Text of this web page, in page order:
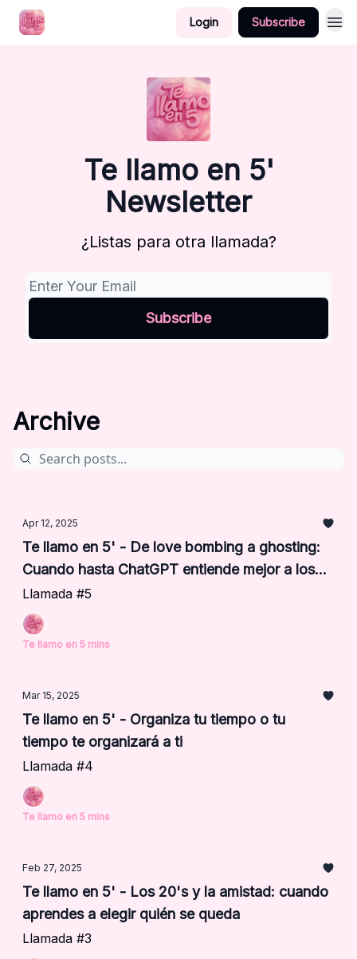
Login Subscribe
Te llamo en 5'
Newsletter
¿Listas para otra llamada?
Archive
Apr 12, 2025
Te llamo en 5' - De love bombing a ghosting:
Cuando hasta ChatGPT entiende mejor a los
hombres que tú
Llamada #5
Te llamo en 5 mins
Mar 15, 2025
Te llamo en 5' - Organiza tu tiempo o tu
tiempo te organizará a ti
Llamada #4
Te llamo en 5 mins
Feb 27, 2025
Te llamo en 5' - Los 20's y la amistad: cuando
aprendes a elegir quién se queda
Llamada #3